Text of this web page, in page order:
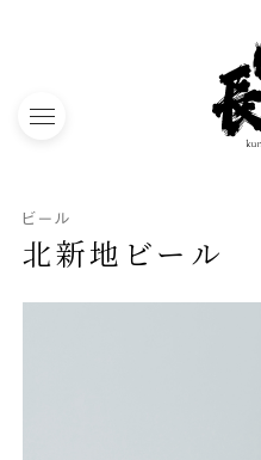
toggle navigation
ビール
北新地ビール